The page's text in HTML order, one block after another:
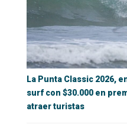
La Punta Classic 2026,
surf con $30.000 en
atraer turistas